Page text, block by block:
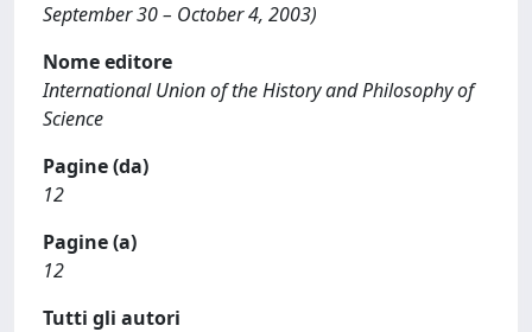
September 30 – October 4, 2003)
Nome editore
International Union of the History and Philosophy of
Science
Pagine (da)
12
Pagine (a)
12
Tutti gli autori